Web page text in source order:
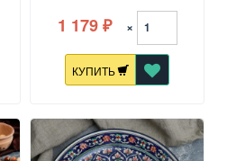
1 179 ₽ ×
КУПИТЬ